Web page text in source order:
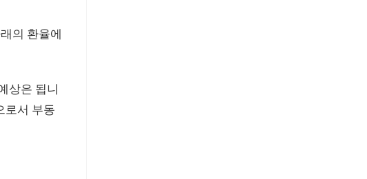
의 환율에
상은 됩니
로서 부동